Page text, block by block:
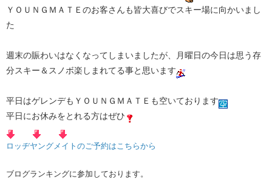
ＹＯＵＮＧＭＡＴＥのお客さんも皆大喜びでスキー場に向かいまし
た
週末の賑わいはなくなってしまいましたが、月曜日の今日は思う存
分スキー＆スノボ楽しまれてる事と思います
平日はゲレンデもＹＯＵＮＧＭＡＴＥも空いております
平日にお休みをとれる方はぜひ
ロッヂヤングメイトのご予約はこちらから
ブログランキングに参加しております。